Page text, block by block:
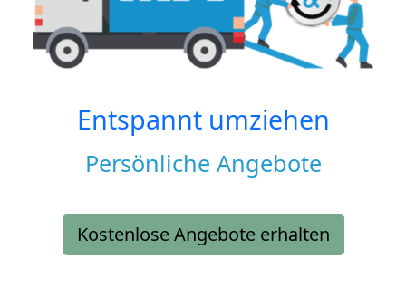
Entspannt umziehen
Persönliche Angebote
Kostenlose Angebote erhalten